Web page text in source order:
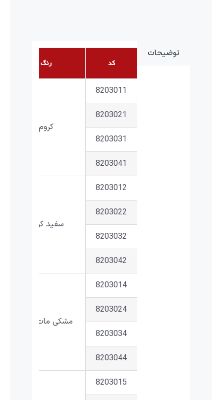
توضیحات
کد رنگ
8203011
کروم
8203021
8203031
8203041
8203012
سفید کروم
8203022
8203032
8203042
8203014
مشکی مات کروم
8203024
8203034
8203044
8203015